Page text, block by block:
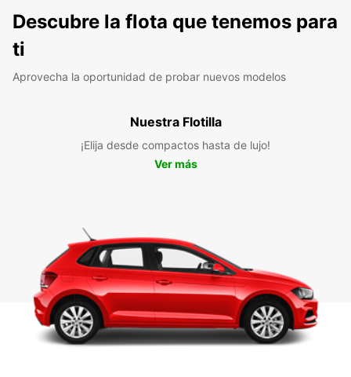
Descubre la flota que tenemos para
ti
Aprovecha la oportunidad de probar nuevos modelos
Nuestra Flotilla
¡Elija desde compactos hasta de lujo!
Ver más